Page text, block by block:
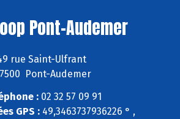
Pont-Audemer
rue Saint-Ulfrant
Pont-Audemer
: 02 32 57 09 91
GPS : 49,3463737936226 ° ,